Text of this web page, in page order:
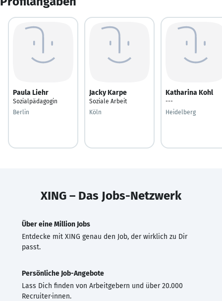
Paula Liehr
Sozialpädagogin
Berlin
Jacky Karpe
Soziale Arbeit
Köln
Katharina Kohl
---
Heidelberg
XING – Das Jobs-Netzwerk
Über eine Million Jobs
Entdecke mit XING genau den Job, der wirklich zu Dir
passt.
Persönliche Job-Angebote
Lass Dich finden von Arbeitgebern und über 20.000
Recruiter·innen.